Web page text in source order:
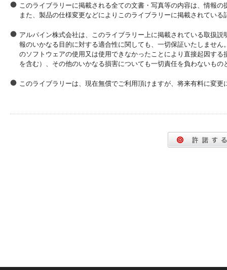
このライブラリーに掲載される全ての文書・写真等の内容は、情報
また、製品の仕様変更などによりこのライブラリーに掲載されてい
アルパイン株式会社は、このライブラリー上に掲載されている取扱
報のいかなる目的に対する適合性に関しても、一切保証いたしませ
のソフトウェアの使用又は使用できなかったことにより直接起因す
を含む）、その他のいかなる損害についても一切責任を負わないもの
このライブラリーは、現在無償でご利用頂けますが、将来有料に変